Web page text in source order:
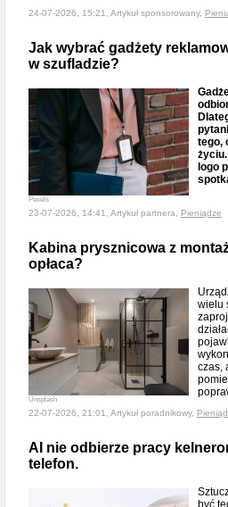
24-07-2026, 15:21, Artykuł sponsorowany,
Jak wybrać gadżety
w szufladzie?
Pexels
tego,
logo
23-07-2026, 14:41, Artykuł partnera, Pieniądze
Kabina prysznicowa z
opłaca?
Unsplash
wielu
czas,
22-07-2026, 21:01, Artykuł poradnikowy,
AI nie odbierze pracy
telefon.
być